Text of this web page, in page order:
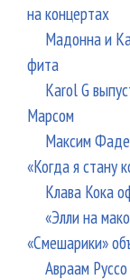
на концертах
Мадонна и
фита
Karol G
Марсом
Максим
«Когда я стану
Клава Кока
«Элли на
«Смешарики»
Авраам